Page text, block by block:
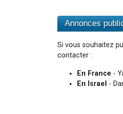
Annonces
Si vous souhaitez
contacter :
En France -
En Israel -